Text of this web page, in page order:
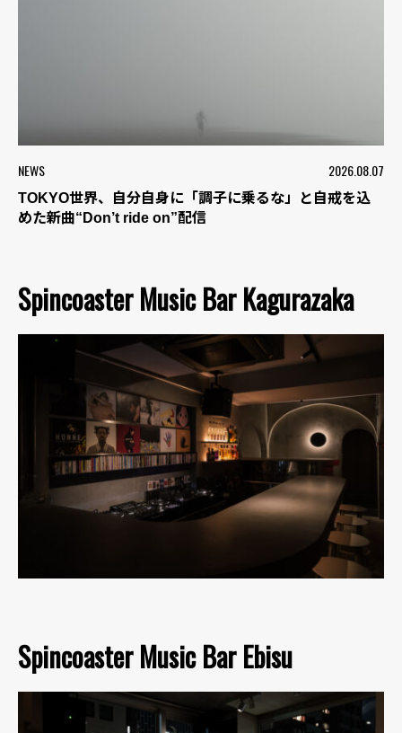
NEWS 2026.08.07
TOKYO世界、自分自身に「調子に乗るな」と自戒を込
めた新曲“Don’t ride on”配信
Spincoaster Music Bar Kagurazaka
Spincoaster Music Bar Ebisu